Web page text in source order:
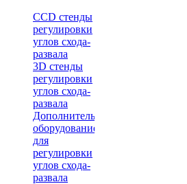
CCD стенды
регулировки
углов схода-
развала
3D стенды
регулировки
углов схода-
развала
Дополнительное
оборудование
для
регулировки
углов схода-
развала